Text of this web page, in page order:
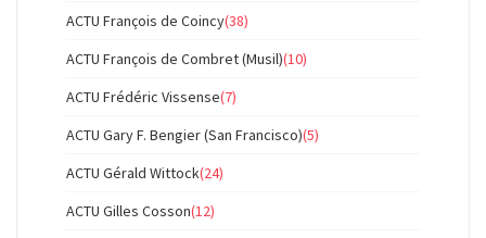
ACTU François de Coincy(38)
ACTU François de Combret (Musil)(10)
ACTU Frédéric Vissense(7)
ACTU Gary F. Bengier (San Francisco)(5)
ACTU Gérald Wittock(24)
ACTU Gilles Cosson(12)